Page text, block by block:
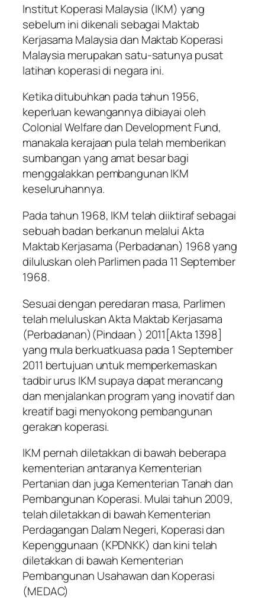
Institut Koperasi Malaysia (IKM) yang
sebelum ini dikenali sebagai Maktab
Kerjasama Malaysia dan Maktab Koperasi
Malaysia merupakan satu-satunya pusat
latihan koperasi di negara ini.
Ketika ditubuhkan pada tahun 1956,
keperluan kewangannya dibiayai oleh
Colonial Welfare dan Development Fund,
manakala kerajaan pula telah memberikan
sumbangan yang amat besar bagi
menggalakkan pembangunan IKM
keseluruhannya.
Pada tahun 1968, IKM telah diiktiraf sebagai
sebuah badan berkanun melalui Akta
Maktab Kerjasama (Perbadanan) 1968 yang
diluluskan oleh Parlimen pada 11 September
1968.
Sesuai dengan peredaran masa, Parlimen
telah meluluskan Akta Maktab Kerjasama
(Perbadanan)(Pindaan ) 2011[Akta 1398]
yang mula berkuatkuasa pada 1 September
2011 bertujuan untuk memperkemaskan
tadbir urus IKM supaya dapat merancang
dan menjalankan program yang inovatif dan
kreatif bagi menyokong pembangunan
gerakan koperasi.
IKM pernah diletakkan di bawah beberapa
kementerian antaranya Kementerian
Pertanian dan juga Kementerian Tanah dan
Pembangunan Koperasi. Mulai tahun 2009,
telah diletakkan di bawah Kementerian
Perdagangan Dalam Negeri, Koperasi dan
Kepenggunaan (KPDNKK) dan kini telah
diletakkan di bawah Kementerian
Pembangunan Usahawan dan Koperasi
(MEDAC)